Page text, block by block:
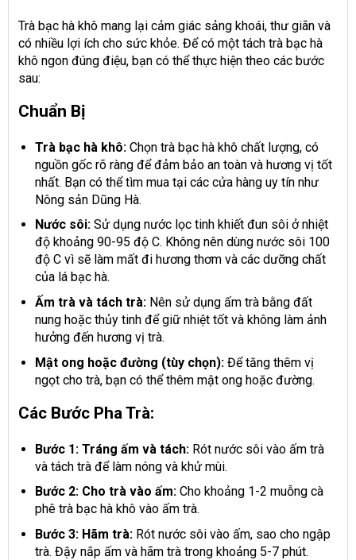
Trà bạc hà khô mang lại cảm giác sảng khoái, thư giãn và
có nhiều lợi ích cho sức khỏe. Để có một tách trà bạc hà
khô ngon đúng điệu, bạn có thể thực hiện theo các bước
sau:
Chuẩn Bị
Trà bạc hà khô:Chọn trà bạc hà khô chất lượng, có
nguồn gốc rõ ràng để đảm bảo an toàn và hương vị tốt
nhất. Bạn có thể tìm mua tại các cửa hàng uy tín như
Nông sản Dũng Hà.
Nước sôi:Sử dụng nước lọc tinh khiết đun sôi ở nhiệt
độ khoảng 90-95 độ C. Không nên dùng nước sôi 100
độ C vì sẽ làm mất đi hương thơm và các dưỡng chất
của lá bạc hà.
Ấm trà và tách trà:Nên sử dụng ấm trà bằng đất
nung hoặc thủy tinh để giữ nhiệt tốt và không làm ảnh
hưởng đến hương vị trà.
Mật ong hoặc đường (tùy chọn):Để tăng thêm vị
ngọt cho trà, bạn có thể thêm mật ong hoặc đường.
Các Bước Pha Trà:
Bước 1: Tráng ấm và tách:Rót nước sôi vào ấm trà
và tách trà để làm nóng và khử mùi.
Bước 2: Cho trà vào ấm:Cho khoảng 1-2 muỗng cà
phê trà bạc hà khô vào ấm trà.
Bước 3: Hãm trà:Rót nước sôi vào ấm, sao cho ngập
trà. Đậy nắp ấm và hãm trà trong khoảng 5-7 phút.